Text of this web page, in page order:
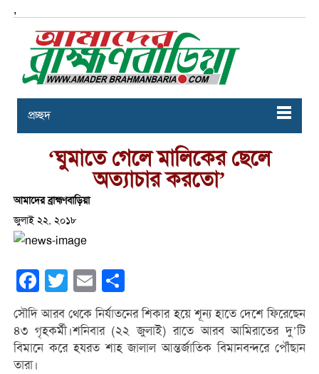
,
প্রচ্ছদ
‘ঘুমাতে গেলে মালিকের ছেলে
অত্যাচার করতো’
আমাদের ব্রাহ্মণবাড়িয়া
জুলাই ২২, ২০১৮
Facebook
Twitter Email
সৌদি আরব থেকে নির্যাতনের শিকার হয়ে শূন্য হাতে দেশে ফিরেছেন
৪৩ গৃহকর্মী।শনিবার (২২ জুলাই) রাতে আরব আমিরাতের দু’টি
বিমানে করে হযরত শাহ জালাল আন্তর্জাতিক বিমানবন্দরে পৌঁছান
তারা।